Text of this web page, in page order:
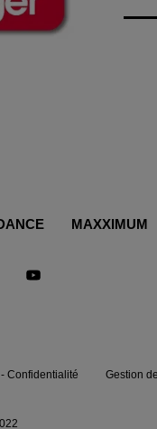
MAXXIMUM
Confidentialité Gestion